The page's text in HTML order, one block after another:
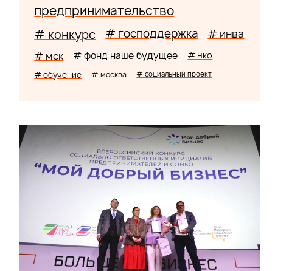
предпринимательство
# конкурс # господдержка # инва
# мск # фонд наше будущее # нко
# обучение # москва # социальный проект